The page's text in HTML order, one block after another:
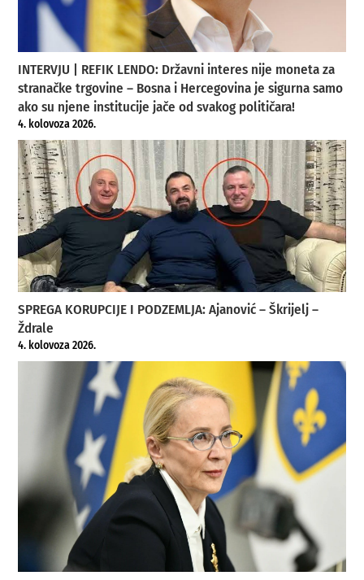
INTERVJU | REFIK LENDO: Državni interes nije moneta za
stranačke trgovine – Bosna i Hercegovina je sigurna samo
ako su njene institucije jače od svakog političara!
4. kolovoza 2026.
SPREGA KORUPCIJE I PODZEMLJA: Ajanović – Škrijelj –
Ždrale
4. kolovoza 2026.